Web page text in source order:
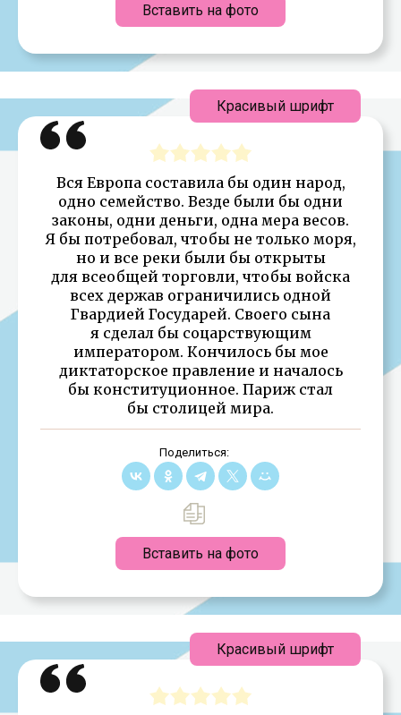
Вставить на фото
Вся Европа составила бы один народ,
одно семейство. Везде были бы одни
законы, одни деньги, одна мера весов.
Я бы потребовал, чтобы не только моря,
но и все реки были бы открыты
для всеобщей торговли, чтобы войска
всех держав ограничились одной
Гвардией Государей. Своего сына
я сделал бы соцарствующим
императором. Кончилось бы мое
диктаторское правление и началось
бы конституционное. Париж стал
бы столицей мира.
Поделиться:
Вставить на фото
Красивый шрифт
Красивый шрифт